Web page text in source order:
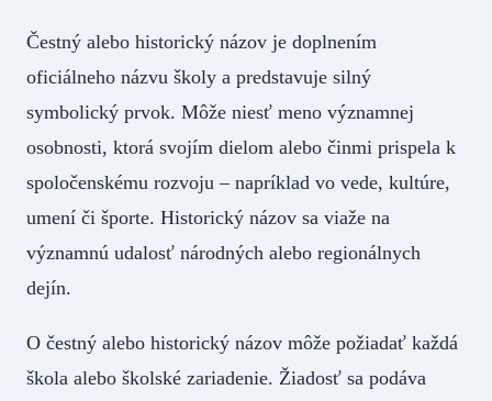
Čestný alebo historický názov je doplnením
oficiálneho názvu školy a predstavuje silný
symbolický prvok. Môže niesť meno významnej
osobnosti, ktorá svojím dielom alebo činmi prispela k
spoločenskému rozvoju – napríklad vo vede, kultúre,
umení či športe. Historický názov sa viaže na
významnú udalosť národných alebo regionálnych
dejín.
O čestný alebo historický názov môže požiadať každá
škola alebo školské zariadenie. Žiadosť sa podáva